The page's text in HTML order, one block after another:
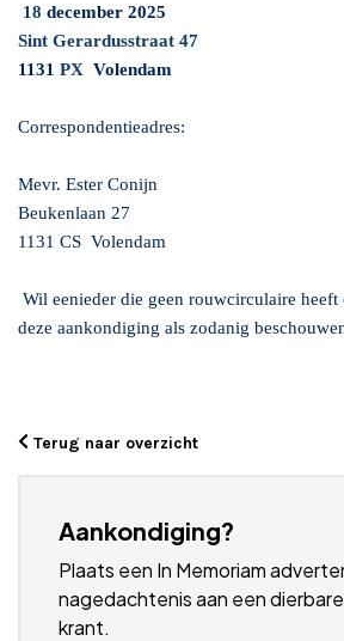
18 december 2025
Sint Gerardusstraat 47
1131 PX Volendam
Correspondentieadres:
Mevr. Ester Conijn
Beukenlaan 27
1131 CS Volendam
Wil eenieder die geen rouwcirculaire heeft
deze aankondiging als zodanig
Terug naar overzicht
Aankondiging?
Plaats een In Memoriam
nagedachtenis aan een
krant.